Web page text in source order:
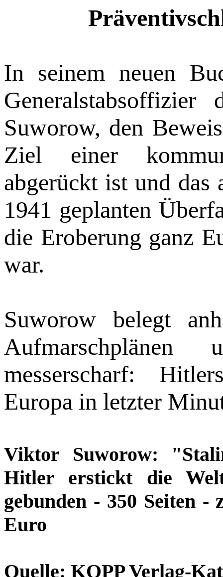
In seinem neuen
Suworow, den
Ziel einer
abgerückt ist und
1941 geplanten
die Eroberung ganz
war.
Suworow belegt
messerscharf:
Europa in letzter
Viktor Suworow:
Hitler erstickt die
gebunden - 350 Seiten -
Euro
Quelle: KOPP Verlag-